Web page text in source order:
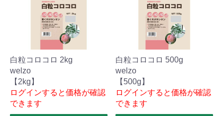
白粒コロコロ 2kg
welzo
【2kg】
ログインすると価格が確認
できます
白粒コロコロ 500g
welzo
【500g】
ログインすると価格が確認
できます